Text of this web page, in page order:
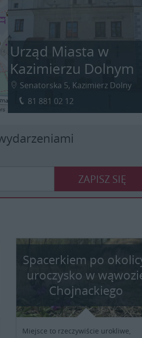
Urząd Miasta w
Kazimierzu Dolnym
Senatorska 5, Kazimierz Dolny
81 881 02 12
ZAPISZ SIĘ
Spacerkiem po
uroczysko w
Chojnackiego
Miejsce to rzeczywiście urokliwe,